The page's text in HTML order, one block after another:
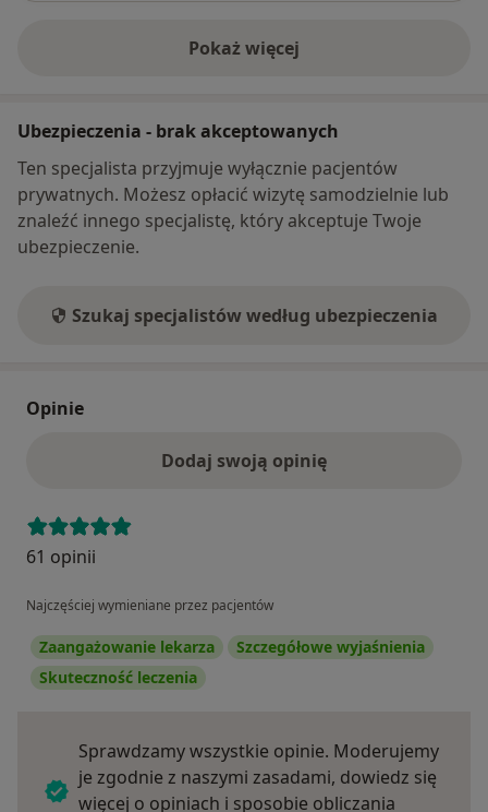
Pokaż więcej
o adresie
Ubezpieczenia - brak akceptowanych
Ten specjalista przyjmuje wyłącznie pacjentów
prywatnych. Możesz opłacić wizytę samodzielnie lub
znaleźć innego specjalistę, który akceptuje Twoje
ubezpieczenie.
Szukaj specjalistów według ubezpieczenia
Opinie
Dodaj swoją opinię
61 opinii
Najczęściej wymieniane przez pacjentów
Zaangażowanie lekarza
Szczegółowe wyjaśnienia
Skuteczność leczenia
Sprawdzamy wszystkie opinie. Moderujemy
je zgodnie z naszymi zasadami, dowiedz się
więcej o opiniach i sposobie obliczania